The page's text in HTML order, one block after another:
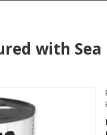
with